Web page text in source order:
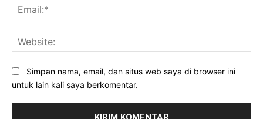
Simpan nama, email, dan situs web saya di browser ini
untuk lain kali saya berkomentar.